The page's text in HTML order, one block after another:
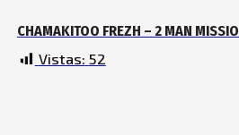
CHAMAKITOO FREZH – 2 MAN
Vistas: 52